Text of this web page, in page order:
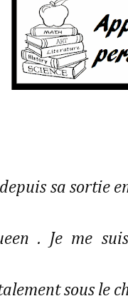
sa sortie
. Je me
sous le